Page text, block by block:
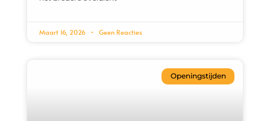
Maart 16, 2026 Geen Reacties
Openingstijden